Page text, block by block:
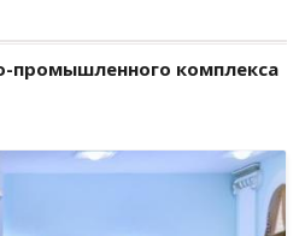
промышленного комплекса